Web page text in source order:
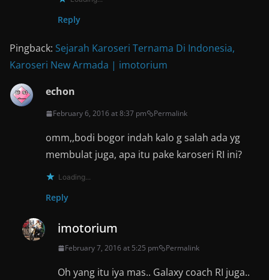
Reply
Pingback: Sejarah Karoseri Ternama Di Indonesia,
Karoseri New Armada | imotorium
echon
February 6, 2016 at 8:37 pm Permalink
omm,,bodi bogor indah kalo g salah ada yg
membulat juga, apa itu pake karoseri RI ini?
Loading...
Reply
imotorium
February 7, 2016 at 5:25 pm Permalink
Oh yang itu iya mas.. Galaxy coach RI juga..